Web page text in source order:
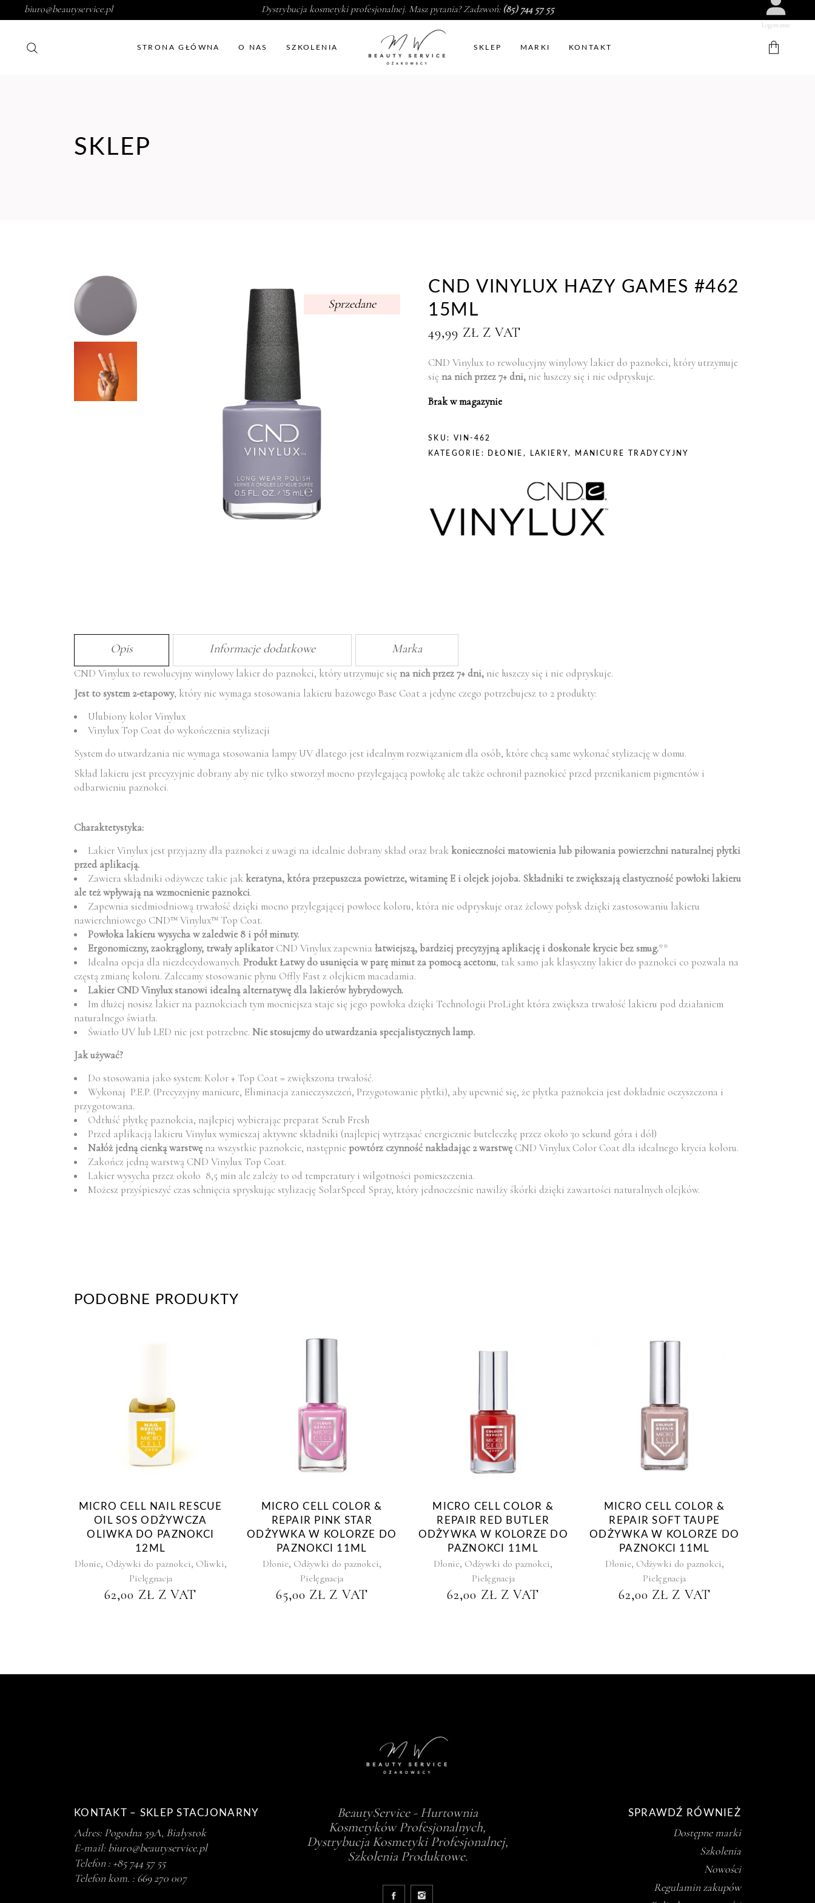
biuro@beautyservice.pl Dystrybucja kosmetyki profesjonalnej. Masz pytania? Zadzwoń: (85) 744 57 55
Logowanie
STRONA GŁÓWNA O NAS SZKOLENIA SKLEP MARKI KONTAKT
SKLEP
Sprzedane
CND VINYLUX HAZY GAMES #462
15ML
49,99 ZŁ Z VAT
CND Vinylux to rewolucyjny winylowy lakier do paznokci, który utrzymuje
się na nich przez 7+ dni, nie łuszczy się i nie odpryskuje.
Brak w magazynie
SKU: VIN-462
KATEGORIE: DŁONIE , LAKIERY, MANICURE TRADYCYJNY
Opis Informacje dodatkowe Marka
CND Vinylux to rewolucyjny winylowy lakier do paznokci, który utrzymuje się na nich przez 7+ dni, nie łuszczy się i nie odpryskuje.
Jest to system 2-etapowy, który nie wymaga stosowania lakieru bazowego Base Coat a jedyne czego potrzebujesz to 2 produkty:
Ulubiony kolor Vinylux
Vinylux Top Coat do wykończenia stylizacji
System do utwardzania nie wymaga stosowania lampy UV dlatego jest idealnym rozwiązaniem dla osób, które chcą same wykonać stylizację w domu.
Skład lakieru jest precyzyjnie dobrany aby nie tylko stworzył mocno przylegającą powłokę ale także ochronił paznokieć przed przenikaniem pigmentów i
odbarwieniu paznokci.
Charaktetystyka:
Lakier Vinylux jest przyjazny dla paznokci z uwagi na idealnie dobrany skład oraz brakkonieczności matowienia lub piłowania powierzchni naturalnej płytki
przed aplikacją.
Zawiera składniki odżywcze takie jakkeratyna, która przepuszcza powietrze, witaminę E i olejek jojoba. Składniki te zwiększają elastyczność powłoki lakieru
ale też wpływają na wzmocnienie paznokci.
Zapewnia siedmiodniową trwałość dzięki mocno przylegającej powłoce koloru, która nie odpryskuje oraz żelowy połysk dzięki zastosowaniu lakieru
nawierchniowego CND™ Vinylux™ Top Coat.
Powłoka lakieru wysycha w zaledwie 8 i pół minuty.
Ergonomiczny, zaokrąglony, trwały aplikatorCND Vinylux zapewnia łatwiejszą, bardziej precyzyjną aplikację i doskonałe krycie bez smug.**
Idealna opcja dla niezdecydowanych. Produkt Łatwy do usunięcia w parę minut za pomocą acetonu, tak samo jak klasyczny lakier do paznokci co pozwala na
częstą zmianę koloru. Zalecamy stosowanie płynu Offly Fast z olejkiem macadamia.
Lakier CND Vinylux stanowi idealną alternatywę dla lakierów hybrydowych.
Im dłużej nosisz lakier na paznokciach tym mocniejsza staje się jego powłoka dzięki Technologii ProLight która zwiększa trwałość lakieru pod działaniem
naturalnego światła.
Światło UV lub LED nie jest potrzebne. Nie stosujemy do utwardzania specjalistycznych lamp.
Jak używać?
Do stosowania jako system: Kolor + Top Coat = zwiększona trwałość.
Wykonaj P.E.P. (Precyzyjny manicure, Eliminacja zanieczyszczeń, Przygotowanie płytki), aby upewnić się, że płytka paznokcia jest dokładnie oczyszczona i
przygotowana.
Odtłuść płytkę paznokcia, najlepiej wybierając preparat Scrub Fresh
Przed aplikacją lakieru Vinylux wymieszaj aktywne składniki (najlepiej wytrząsać energicznie buteleczkę przez około 30 sekund góra i dół)
Nałóż jedną cienką warstwę na wszystkie paznokcie, następnie powtórz czynność nakładając 2 warstwę CND Vinylux Color Coat dla idealnego krycia koloru.
Zakończ jedną warstwą CND Vinylux Top Coat.
Lakier wysycha przez około 8,5 min ale zależy to od temperatury i wilgotności pomieszczenia.
Możesz przyśpieszyć czas schnięcia spryskując stylizację SolarSpeed Spray, który jednocześnie nawilży śkórki dzięki zawartości naturalnych olejków.
PODOBNE PRODUKTY
MICRO CELL NAIL RESCUE
OIL SOS ODŻYWCZA
OLIWKA DO PAZNOKCI
12ML
Dłonie, Odżywki do paznokci, Oliwki,
Pielęgnacja
62,00 ZŁ Z VAT
MICRO CELL COLOR &
REPAIR PINK STAR
ODŻYWKA W KOLORZE DO
PAZNOKCI 11ML
Dłonie, Odżywki do paznokci,
Pielęgnacja
65,00 ZŁ Z VAT
MICRO CELL COLOR &
REPAIR RED BUTLER
ODŻYWKA W KOLORZE DO
PAZNOKCI 11ML
Dłonie, Odżywki do paznokci,
Pielęgnacja
62,00 ZŁ Z VAT
MICRO CELL COLOR &
REPAIR SOFT TAUPE
ODŻYWKA W KOLORZE DO
PAZNOKCI 11ML
Dłonie, Odżywki do paznokci,
Pielęgnacja
62,00 ZŁ Z VAT
KONTAKT – SKLEP STACJONARNY
Adres: Pogodna 59A, Białystok
E-mail: biuro@beautyservice.pl
Telefon : +85 744 57 55
Telefon kom. : 669 270 007
BeautyService - Hurtownia
Kosmetyków Profesjonalnych,
Dystrybucja Kosmetyki Profesjonalnej,
Szkolenia Produktowe.
SPRAWDŹ RÓWNIEŻ
Dostępne marki
Szkolenia
Nowości
Regulamin zakupów